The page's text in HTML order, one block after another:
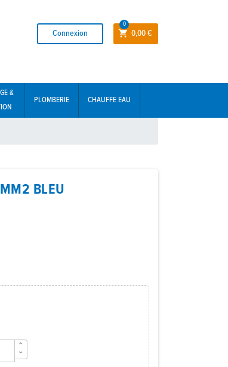
Connexion  0,00 €
0
&
PLOMBERIE CHAUFFE EAU
BLEU